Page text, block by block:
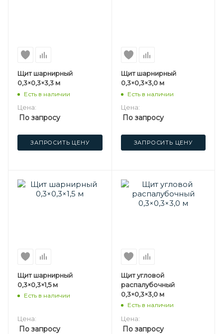
Щит шарнирный
0,3×0,3×3,3 м
Есть в наличии
Цена:
По запросу
ЗАПРОСИТЬ ЦЕНУ
Щит шарнирный
0,3×0,3×3,0 м
Есть в наличии
Цена:
По запросу
ЗАПРОСИТЬ ЦЕНУ
Щит шарнирный
0,3×0,3×1,5 м
Есть в наличии
Цена:
По запросу
Щит угловой
распалубочный
0,3×0,3×3,0 м
Есть в наличии
Цена:
По запросу